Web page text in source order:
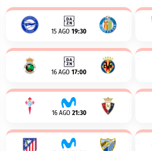
15 AGO 19:30
16 AGO 17:00
16 AGO 21:30